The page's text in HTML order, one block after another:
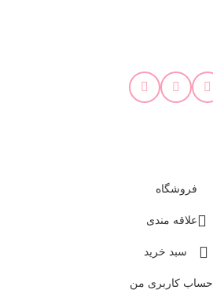
فروشگاه
علاقه مندی
سبد خرید
حساب کاربری من